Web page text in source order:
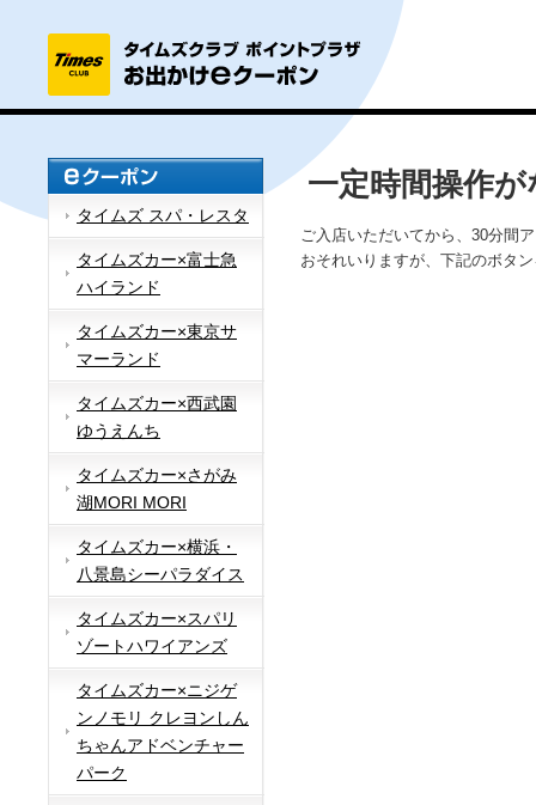
タイムズ スパ・レスタ
タイムズカー×富士急
ハイランド
タイムズカー×東京サ
マーランド
タイムズカー×西武園
ゆうえんち
タイムズカー×さがみ
湖MORI MORI
タイムズカー×横浜・
八景島シーパラダイス
タイムズカー×スパリ
ゾートハワイアンズ
タイムズカー×ニジゲ
ンノモリ クレヨンしん
ちゃんアドベンチャー
パーク
一定時間操作
ご入店いただいてから、30分間
おそれいりますが、下記のボタ